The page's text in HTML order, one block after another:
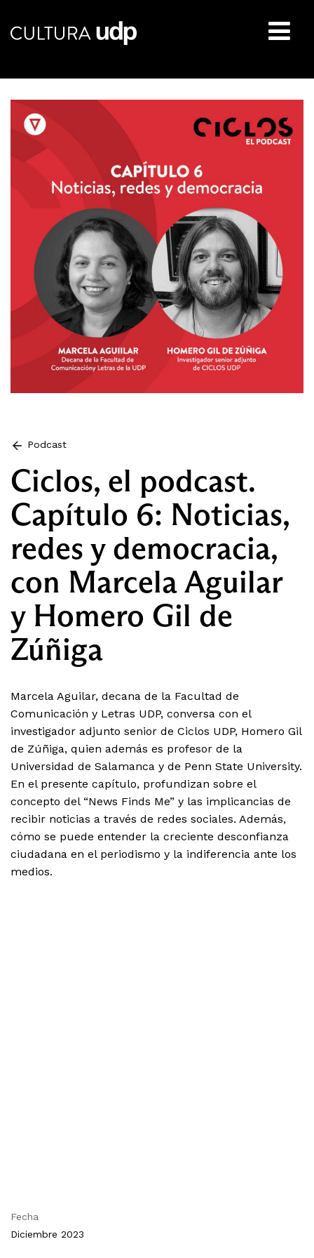
Podcast
Ciclos, el podcast.
Capítulo 6: Noticias,
redes y democracia,
con Marcela Aguilar
y Homero Gil de
Zúñiga
Marcela Aguilar, decana de la Facultad de
Comunicación y Letras UDP, conversa con el
investigador adjunto senior de Ciclos UDP, Homero Gil
de Zúñiga, quien además es profesor de la
Universidad de Salamanca y de Penn State University.
En el presente capítulo, profundizan sobre el
concepto del “News Finds Me” y las implicancias de
recibir noticias a través de redes sociales. Además,
cómo se puede entender la creciente desconfianza
ciudadana en el periodismo y la indiferencia ante los
medios.
Fecha
Diciembre 2023